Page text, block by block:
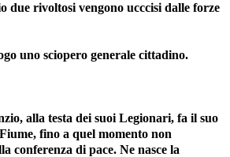
due rivoltosi vengono ucccisi dalle forze
uno sciopero generale cittadino.
alla testa dei suoi Legionari, fa il suo
fino a quel momento non
conferenza di pace. Ne nasce la